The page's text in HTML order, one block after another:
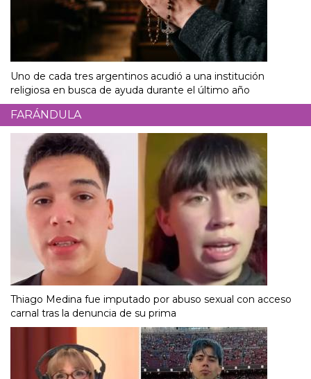
Uno de cada tres argentinos acudió a una institución
religiosa en busca de ayuda durante el último año
FARÁNDULA
Thiago Medina fue imputado por abuso sexual con acceso
carnal tras la denuncia de su prima